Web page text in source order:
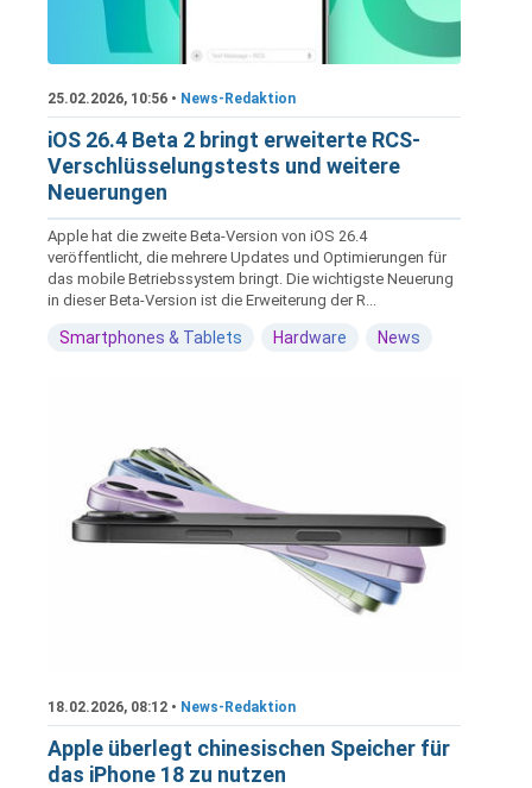
25.02.2026, 10:56 • News-Redaktion
iOS 26.4 Beta 2 bringt erweiterte RCS-
Verschlüsselungstests und weitere
Neuerungen
Apple hat die zweite Beta-Version von iOS 26.4
veröffentlicht, die mehrere Updates und Optimierungen für
das mobile Betriebssystem bringt. Die wichtigste Neuerung
in dieser Beta-Version ist die Erweiterung der R...
Smartphones & Tablets Hardware News
18.02.2026, 08:12 • News-Redaktion
Apple überlegt chinesischen Speicher für
das iPhone 18 zu nutzen